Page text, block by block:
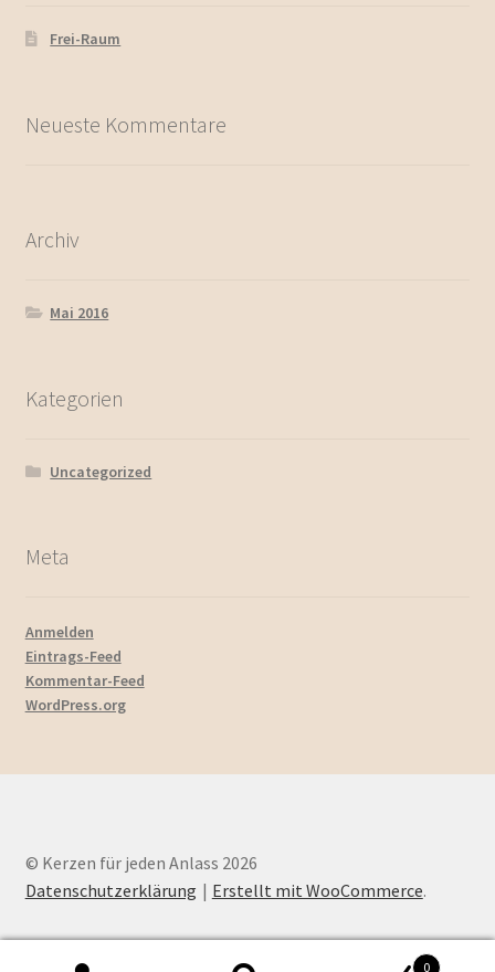
Frei-Raum
Neueste Kommentare
Archiv
Mai 2016
Kategorien
Uncategorized
Meta
Anmelden
Eintrags-Feed
Kommentar-Feed
WordPress.org
© Kerzen für jeden Anlass 2026
Datenschutzerklärung
Erstellt mit WooCommerce.
0